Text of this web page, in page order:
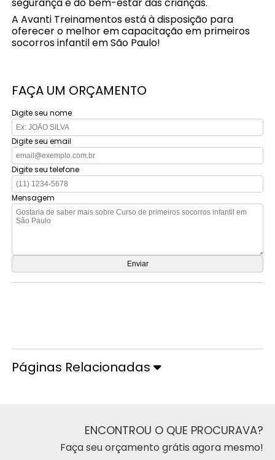
A Avanti Treinamentos está à disposição para
oferecer o melhor em capacitação em primeiros
socorros infantil em São Paulo!
FAÇA UM ORÇAMENTO
Digite seu nome
Digite seu email
Digite seu telefone
Mensagem
Páginas Relacionadas
ENCONTROU O QUE PROCURAVA?
Faça seu orçamento grátis agora mesmo!